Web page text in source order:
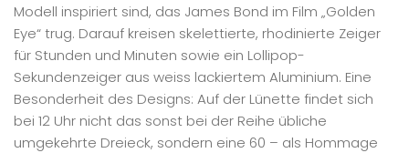
Modell inspiriert sind, das James Bond im Film „Golden
Eye“ trug. Darauf kreisen skelettierte, rhodinierte Zeiger
für Stunden und Minuten sowie ein Lollipop-
Sekundenzeiger aus weiss lackiertem Aluminium. Eine
Besonderheit des Designs: Auf der Lünette findet sich
bei 12 Uhr nicht das sonst bei der Reihe übliche
umgekehrte Dreieck, sondern eine 60 – als Hommage